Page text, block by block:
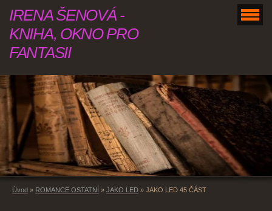
IRENA ŠENOVÁ -
KNIHA, OKNO PRO
FANTASII
Úvod » ROMANCE OSTATNÍ » JAKO LED » JAKO LED 45 ČÁST